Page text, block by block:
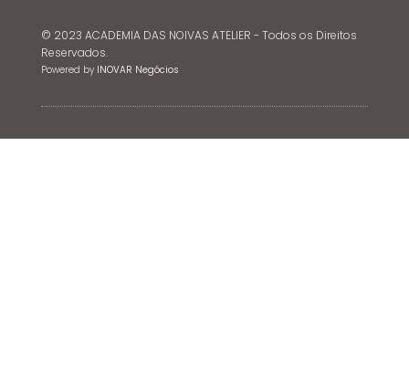
© 2023 ACADEMIA DAS NOIVAS ATELIER - Todos os Direitos
Reservados.
Powered by INOVAR Negócios